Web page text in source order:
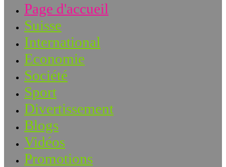
Page d'accueil
Suisse
International
Economie
Société
Sport
Divertissement
Blogs
Vidéos
Promotions